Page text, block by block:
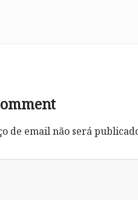
de email não será